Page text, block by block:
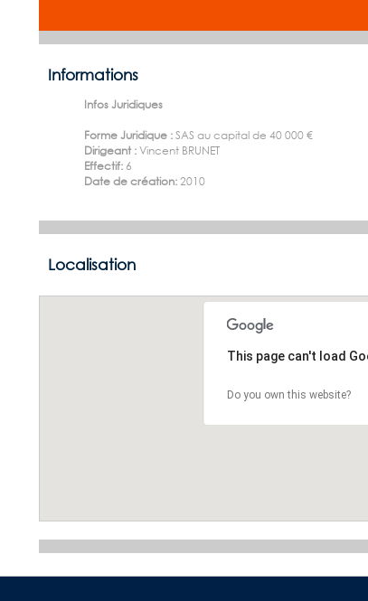
Informations
Infos Juridiques
Forme Juridique :SAS au capital de 40 000 €
Dirigeant :Vincent BRUNET
Effectif: 6
Date de création:2010
Localisation
This page can't load
Do you own this website?